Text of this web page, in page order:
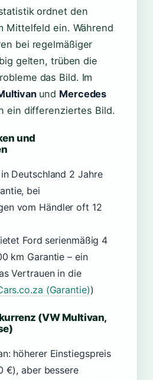
ordnet den
Mittelfeld ein. Während
bei regelmäßiger
gelten, trüben die
das Bild. Im
und Mercedes
ein differenziertes Bild.
und
Deutschland 2 Jahre
bei
vom Händler oft 12
Ford serienmäßig 4
km Garantie – ein
Vertrauen in die
(Garantie))
(VW Multivan,
höherer Einstiegspreis
€), aber bessere